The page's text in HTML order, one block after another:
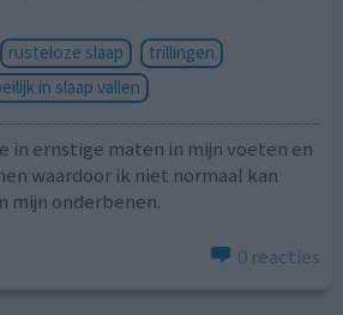
rusteloze slaap
trillingen
in slaap vallen
in ernstige maten in mijn voeten en
waardoor ik niet normaal kan
mijn onderbenen.
0 reacties